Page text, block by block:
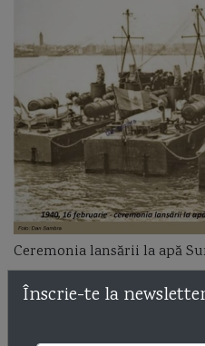
Ceremonia lansării la apă
În serviciul românesc,
Înscrie-te la